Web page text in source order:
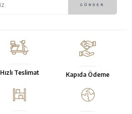
Hızlı Teslimat Kapıda Ödeme